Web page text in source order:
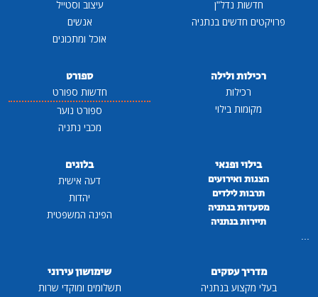
חדשות נדל"ן
פרויקטים חדשים בנתניה
עיצוב וסטייל
אנשים
אוכל ומתכונים
רכילות ולילה
רכילות
מקומות בילוי
ספורט
חדשות ספורט
ספורט נוער
מכבי נתניה
בילוי ופנאי
הצגות ואירועים
תרבות לילדים
מסעדות בנתניה
תיירות בנתניה
...
בלוגים
דעה אישית
יהדות
הפינה המשפטית
מדריך עסקים
בעלי מקצוע בנתניה
שימושון עירוני
תשלומים ומוקדי שרות